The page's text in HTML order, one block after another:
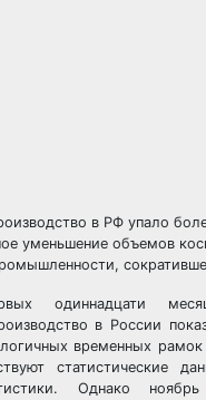
в РФ упало
уменьшение объемов
одиннадцати
в России
временных
статистические
Однако